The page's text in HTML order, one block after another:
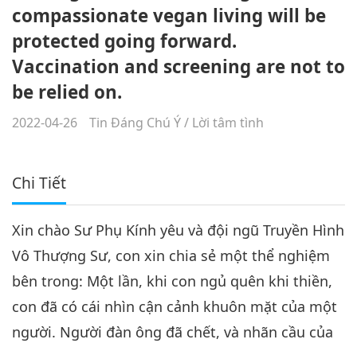
compassionate vegan living will be
protected going forward.
Vaccination and screening are not to
be relied on.
2022-04-26 Tin Đáng Chú Ý/ Lời tâm tình
Chi Tiết
Xin chào Sư Phụ Kính yêu và đội ngũ Truyền Hình
Vô Thượng Sư, con xin chia sẻ một thể nghiệm
bên trong: Một lần, khi con ngủ quên khi thiền,
con đã có cái nhìn cận cảnh khuôn mặt của một
người. Người đàn ông đã chết, và nhãn cầu của